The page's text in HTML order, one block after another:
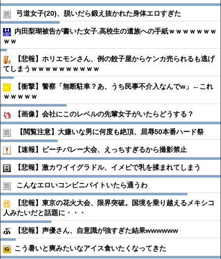
弓道女子(20)、脱いだら鍛え抜かれた身体エロすぎた
内田梨瑚被告が書いた女子.高校生の遺族への手紙ｗｗｗｗｗｗｗ
ｗｗ
【悲報】ホリエモンさん、例の餃子屋からケンカ売られるも逃げ
てしまうｗｗｗｗｗｗｗｗｗｗ
【衝撃】警察「無断駐車？あ、うち民事不介入なんでw」←これ
ｗｗｗｗｗ
【画像】会社にこのレベルの先輩女子がいたらどうする？
【閲覧注意】大嫌いな男に何度も絶頂、屈辱50本番ハード祭
【速報】ビーチバレー大会、えっちすぎるから撮影禁止
【悲報】激カワイイグラドル、イメビで乳を揉まれてしまう
こんなエロいコンビニバイトいたら通うわ
【悲報】東京の花火大会、限界突破。国境を乗り越えるメキシコ
人みたいだと話題に・・・
【悲報】声優さん、自意識が強すぎた結果wwwwww
こう暑いと爽みたいなアイス食いたくなってきた